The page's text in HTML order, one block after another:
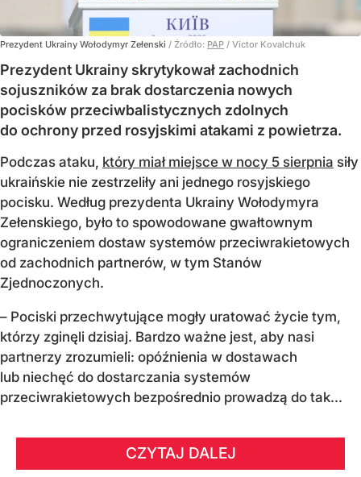
Prezydent Ukrainy Wołodymyr Zełenski / Źródło: PAP / Victor Kovalchuk
Prezydent Ukrainy skrytykował zachodnich
sojuszników za brak dostarczenia nowych
pocisków przeciwbalistycznych zdolnych
do ochrony przed rosyjskimi atakami z powietrza.
Podczas ataku, który miał miejsce w nocy 5 sierpnia siły
ukraińskie nie zestrzeliły ani jednego rosyjskiego
pocisku. Według prezydenta Ukrainy Wołodymyra
Zełenskiego, było to spowodowane gwałtownym
ograniczeniem dostaw systemów przeciwrakietowych
od zachodnich partnerów, w tym Stanów
Zjednoczonych.
– Pociski przechwytujące mogły uratować życie tym,
którzy zginęli dzisiaj. Bardzo ważne jest, aby nasi
partnerzy zrozumieli: opóźnienia w dostawach
lub niechęć do dostarczania systemów
przeciwrakietowych bezpośrednio prowadzą do tak...
CZYTAJ DALEJ